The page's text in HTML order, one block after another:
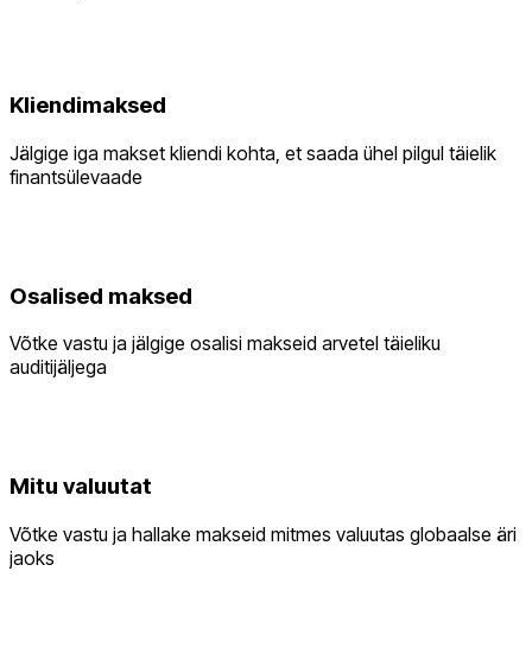
Kliendimaksed
Jälgige iga makset kliendi kohta, et saada ühel pilgul täielik
finantsülevaade
Osalised maksed
Võtke vastu ja jälgige osalisi makseid arvetel täieliku
auditijäljega
Mitu valuutat
Võtke vastu ja hallake makseid mitmes valuutas globaalse äri
jaoks